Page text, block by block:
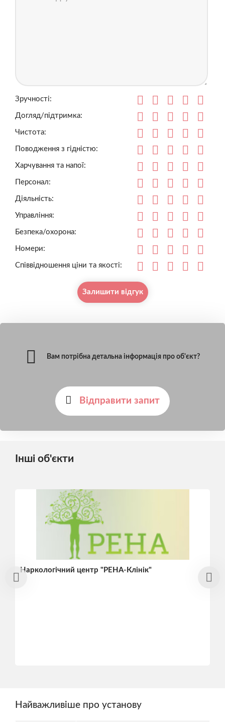
Зручності:
Догляд/підтримка:
Чистота:
Поводження з гідністю:
Харчування та напої:
Персонал:
Діяльність:
Управління:
Безпека/охорона:
Номери:
Співвідношення ціни та якості:
Залишити відгук
Вам потрібна детальна інформація про об'єкт?
Відправити запит
Інші об'єкти
Наркологічний центр "РЕНА-Клінік"
Найважливіше про установу